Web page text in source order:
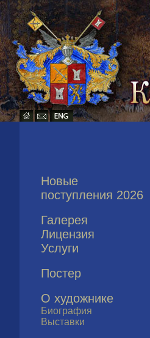
Новые
поступления 2026
Галерея
Лицензия
Услуги
Постер
О художнике
Биография
Выставки